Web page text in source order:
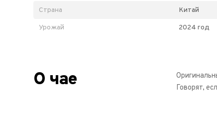
Страна Китай
Урожай 2024 год
О чае
Говорят,